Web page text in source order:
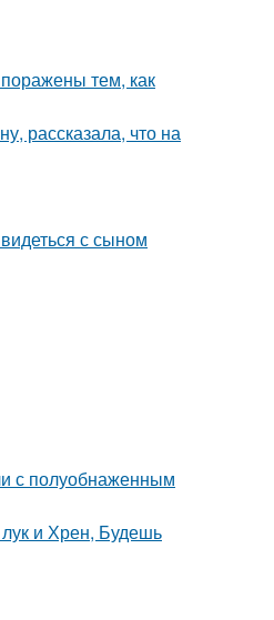
тем, как
рассказала, что на
с сыном
с полуобнаженным
и Хрен, Будешь